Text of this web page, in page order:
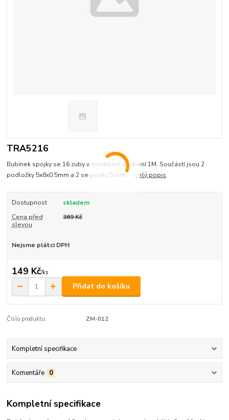
TRA5216
Bubínek spojky se 16 zuby a modulem ozubení 1M. Součástí jsou 2
podložky 5x8x0.5mm a 2 segrovky 5 mm. celý popis
Dostupnost
skladem
Cena před
slevou
369 Kč
Nejsme plátci DPH
149 Kč/ks
Přidat do košíku
Číslo produktu: ZM-012
Kompletní specifikace
Komentáře 0
Kompletní specifikace